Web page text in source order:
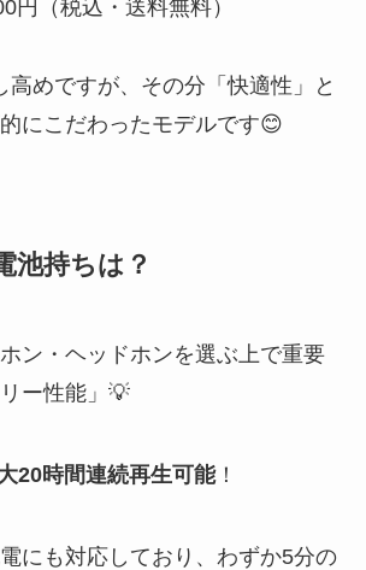
円（税込・送料無料）
めですが、その分「快適性」と
的にこだわったモデルです😊
池持ちは？
ン・ヘッドホンを選ぶ上で重要
ー性能」💡
20時間連続再生可能！
にも対応しており、わずか5分の